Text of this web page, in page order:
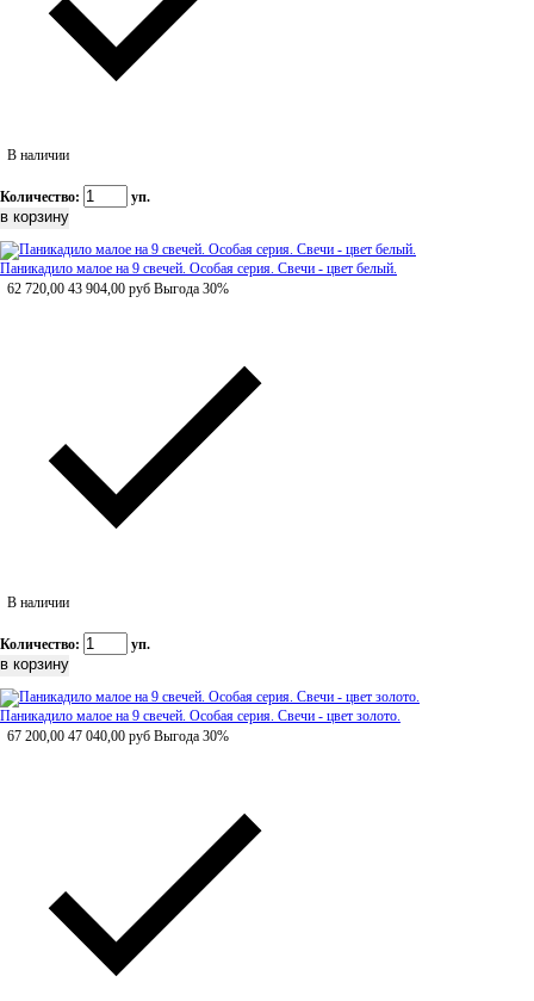
В наличии
Количество: уп.
Паникадило малое на 9 свечей. Особая серия. Свечи - цвет белый.
62 720,00 43 904,00 руб Выгода 30%
В наличии
Количество: уп.
Паникадило малое на 9 свечей. Особая серия. Свечи - цвет золото.
67 200,00 47 040,00 руб Выгода 30%